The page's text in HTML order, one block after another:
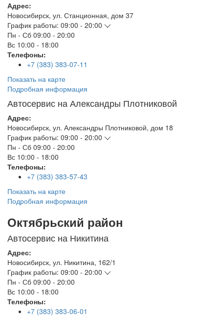
Адрес:
Новосибирск, ул. Станционная, дом 37
График работы: 09:00 - 20:00
Пн - Сб 09:00 - 20:00
Вс 10:00 - 18:00
Телефоны:
+7 (383) 383-07-11
Показать на карте
Подробная информация
Автосервис на Александры Плотниковой
Адрес:
Новосибирск, ул. Александры Плотниковой, дом 18
График работы: 09:00 - 20:00
Пн - Сб 09:00 - 20:00
Вс 10:00 - 18:00
Телефоны:
+7 (383) 383-57-43
Показать на карте
Подробная информация
Октябрьский район
Автосервис на Никитина
Адрес:
Новосибирск, ул. Никитина, 162/1
График работы: 09:00 - 20:00
Пн - Сб 09:00 - 20:00
Вс 10:00 - 18:00
Телефоны:
+7 (383) 383-06-01